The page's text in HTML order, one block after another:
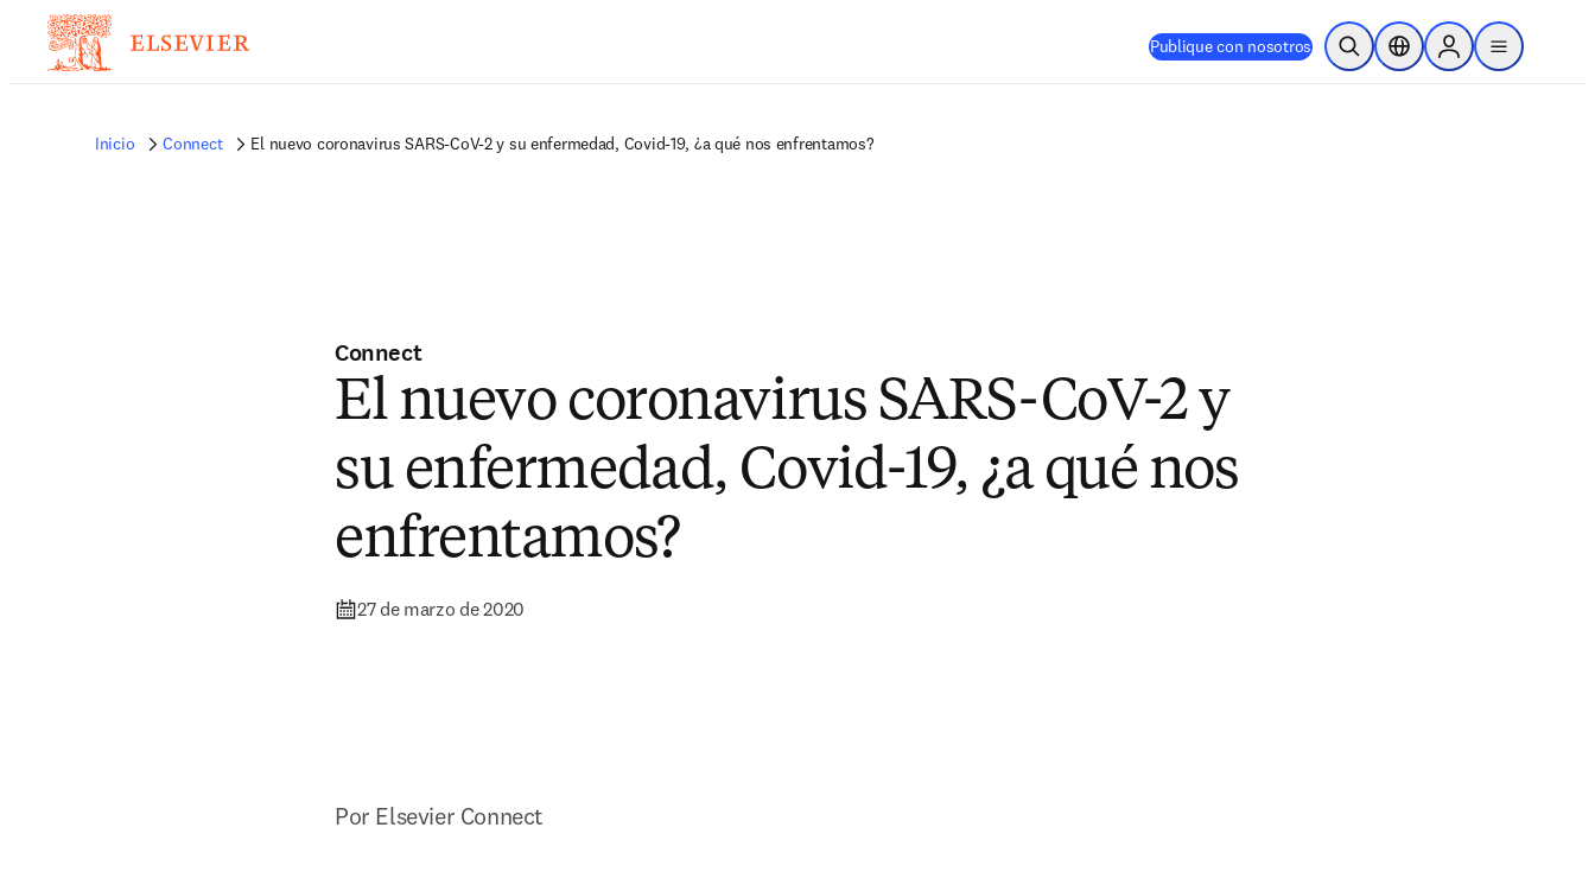
Publique con nosotros Abrir búsquedaSelector de ubicación
Sign in to products
menu
Inicio Connect El nuevo coronavirus SARS-CoV-2 y su enfermedad, Covid-19, ¿a qué nos enfrentamos?
Connect
El nuevo coronavirus SARS-CoV-2 y
su enfermedad, Covid-19, ¿a qué nos
enfrentamos?
27 de marzo de 2020
Por Elsevier Connect